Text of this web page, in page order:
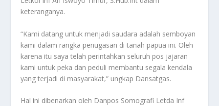
keteranganya.
“Kami datang untuk menjadi saudara adalah semboyan
kami dalam rangka penugasan di tanah papua ini. Oleh
karena itu saya telah perintahkan seluruh pos jajaran
kami untuk peka dan peduli membantu segala kendala
yang terjadi di masyarakat,” ungkap Dansatgas.
Hal ini dibenarkan oleh Danpos Somografi Letda Inf